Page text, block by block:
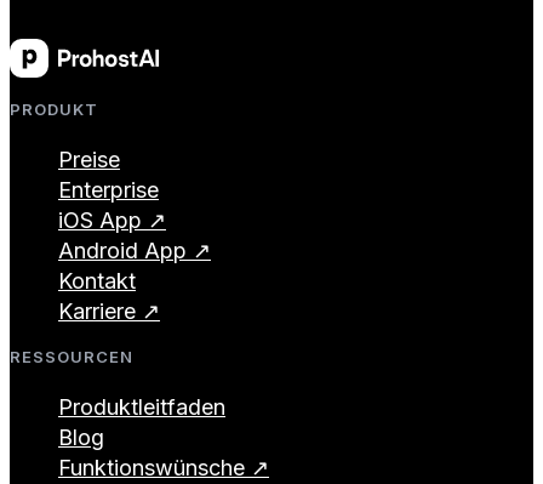
PRODUKT
Preise
Enterprise
iOS App ↗
Android App ↗
Kontakt
Karriere ↗
RESSOURCEN
Produktleitfaden
Blog
Funktionswünsche ↗